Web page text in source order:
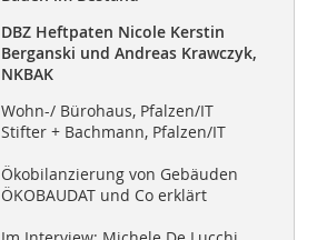
DBZ Heftpaten Nicole Kerstin
Berganski und Andreas Krawczyk,
NKBAK
Wohn-/ Bürohaus, Pfalzen/IT
Stifter + Bachmann, Pfalzen/IT
Ökobilanzierung von Gebäuden
ÖKOBAUDAT und Co erklärt